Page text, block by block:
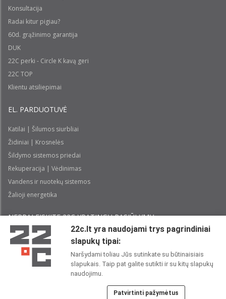
Konsultacija
Radai kitur pigiau?
60d. grąžinimo garantija
DUK
22C perki - Circle K kavą geri
22C TOP
Klientu atsiliepimai
EL. PARDUOTUVĖ
Katilai | Šilumos siurbliai
Židiniai | Krosnelės
Šildymo sistemos priedai
Rekuperacija | Vėdinimas
Vandens ir nuotekų sistemos
Žalioji energetika
NEPRALEISKITE 22С YPATINGŲ PASIŪLYMŲ:
Perskaičiau ir sutinku su 22CPrivatumo politika
22c.lt yra naudojami trys pagrindiniai
slapukų tipai:
Naršydami toliau Jūs sutinkate su būtinaisiais
slapukais. Taip pat galite sutikti ir su kitų slapukų
naudojimu.
Patvirtinti pažymėtus